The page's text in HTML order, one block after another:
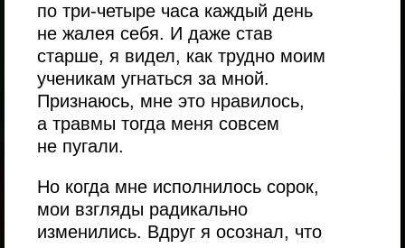
по три-четыре часа каждый день
не жалея себя. И даже став
старше, я видел, как трудно моим
ученикам угнаться за мной.
Признаюсь, мне это нравилось,
а травмы тогда меня совсем
не пугали.
Но когда мне исполнилось сорок,
мои взгляды радикально
изменились. Вдруг я осознал, что